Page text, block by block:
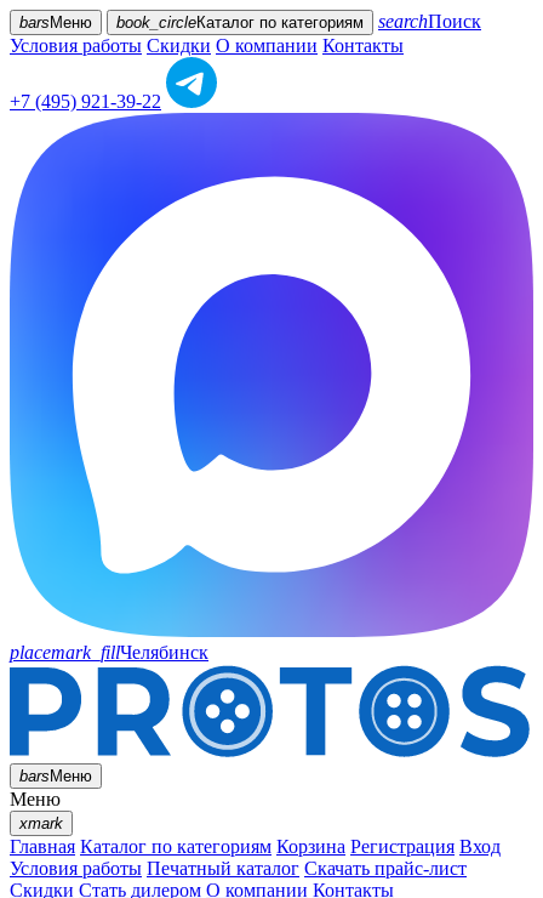
bars Меню book_circleКаталог по категориям searchПоиск
Условия работы Скидки О компании Контакты
+7 (495) 921-39-22
placemark_fillЧелябинск
barsМеню
Меню
xmark
Главная Каталог по категориям Корзина Регистрация Вход
Условия работы Печатный каталог Скачать прайс-лист
Скидки Стать дилером О компании Контакты